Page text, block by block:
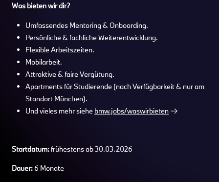
Was bieten wir dir?
Umfassendes Mentoring & Onboarding.
Persönliche & fachliche Weiterentwicklung.
Flexible Arbeitszeiten.
Mobilarbeit.
Attraktive & faire Vergütung.
Apartments für Studierende (nach Verfügbarkeit & nur am
Standort München).
Und vieles mehr siehe bmw.jobs/waswirbieten
Startdatum: frühestens ab 30.03.2026
Dauer: 6 Monate